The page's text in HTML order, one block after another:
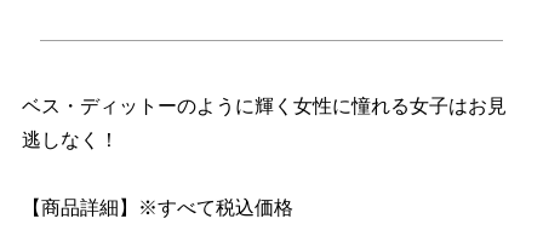
ベス・ディットーのように輝く女性に憧れる女子はお見
逃しなく！
【商品詳細】※すべて税込価格